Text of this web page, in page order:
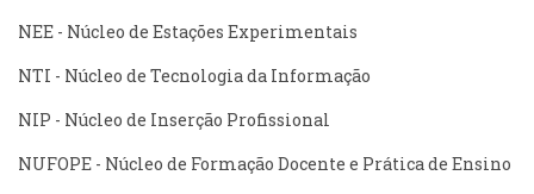
NEE - Núcleo de Estações Experimentais
NTI - Núcleo de Tecnologia da Informação
NIP - Núcleo de Inserção Profissional
NUFOPE - Núcleo de Formação Docente e Prática de Ensino